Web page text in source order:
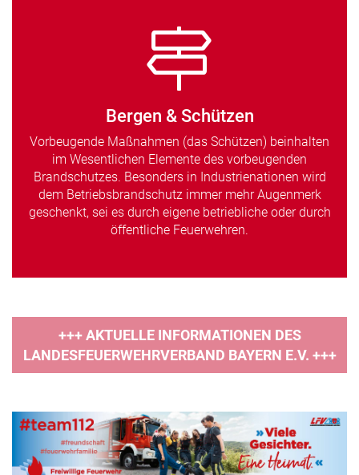
Bergen & Schützen
Vorbeugende Maßnahmen (das Schützen) beinhalten
im Wesentlichen Elemente des vorbeugenden
Brandschutzes. Besonders in Industrienationen wird
dem Betriebsbrandschutz immer mehr Augenmerk
geschenkt, sei es durch eigene betriebliche oder durch
öffentliche Feuerwehren.
+++ AKTUELLE INFORMATIONEN DES
LANDESFEUERWEHRVERBAND BAYERN E.V. +++